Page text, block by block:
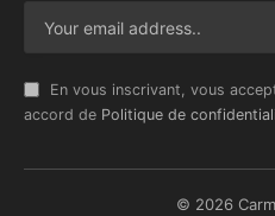
En vous inscrivant, vous
accord de Politique de
© 2026